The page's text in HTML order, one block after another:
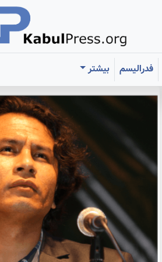
فدرالیسم
بیشتر